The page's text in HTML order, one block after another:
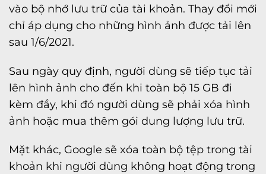
vào bộ nhớ lưu trữ của tài khoản. Thay đổi mới
chỉ áp dụng cho những hình ảnh được tải lên
sau 1/6/2021.
Sau ngày quy định, người dùng sẽ tiếp tục tải
lên hình ảnh cho đến khi toàn bộ 15 GB đi
kèm đầy, khi đó người dùng sẽ phải xóa hình
ảnh hoặc mua thêm gói dung lượng lưu trữ.
Mặt khác, Google sẽ xóa toàn bộ tệp trong tài
khoản khi người dùng không hoạt động trong